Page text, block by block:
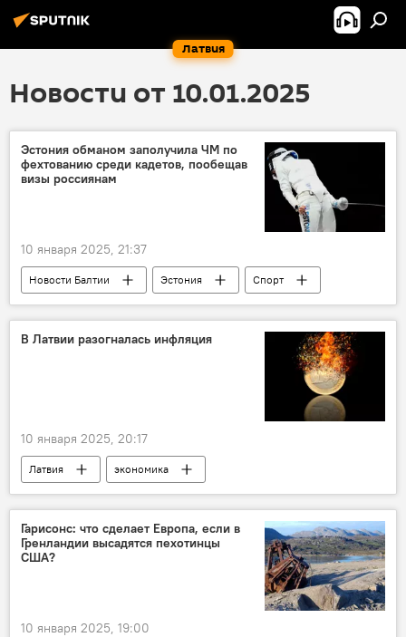
Латвия
Новости от 10.01.2025
Эстония обманом заполучила ЧМ по
фехтованию среди кадетов, пообещав
визы россиянам
10 января 2025, 21:37
Новости Балтии Эстония
Спорт
визы
В Латвии разогналась инфляция
10 января 2025, 20:17
Латвия
экономика
Центральное статистическое управление
продукты питания
цены
Гарисонс: что сделает Европа, если в
Гренландии высадятся пехотинцы
США?
10 января 2025, 19:00